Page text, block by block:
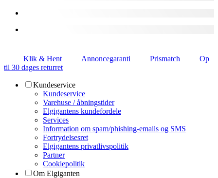
Klik & Hent Annoncegaranti Prismatch
Op
til 30 dages returret
Kundeservice
Kundeservice
Varehuse / åbningstider
Elgigantens kundefordele
Services
Information om spam/phishing-emails og SMS
Fortrydelsesret
Elgigantens privatlivspolitik
Partner
Cookiepolitik
Om Elgiganten